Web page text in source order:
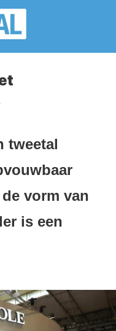
tweetal
vorm van
is een